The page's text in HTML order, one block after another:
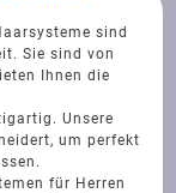
sind
Sie sind von
Ihnen die
Unsere
um perfekt
für Herren